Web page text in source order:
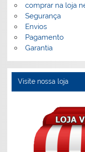
comprar na loja
Segurança
Envios
Pagamento
Garantia
Visite nossa loja